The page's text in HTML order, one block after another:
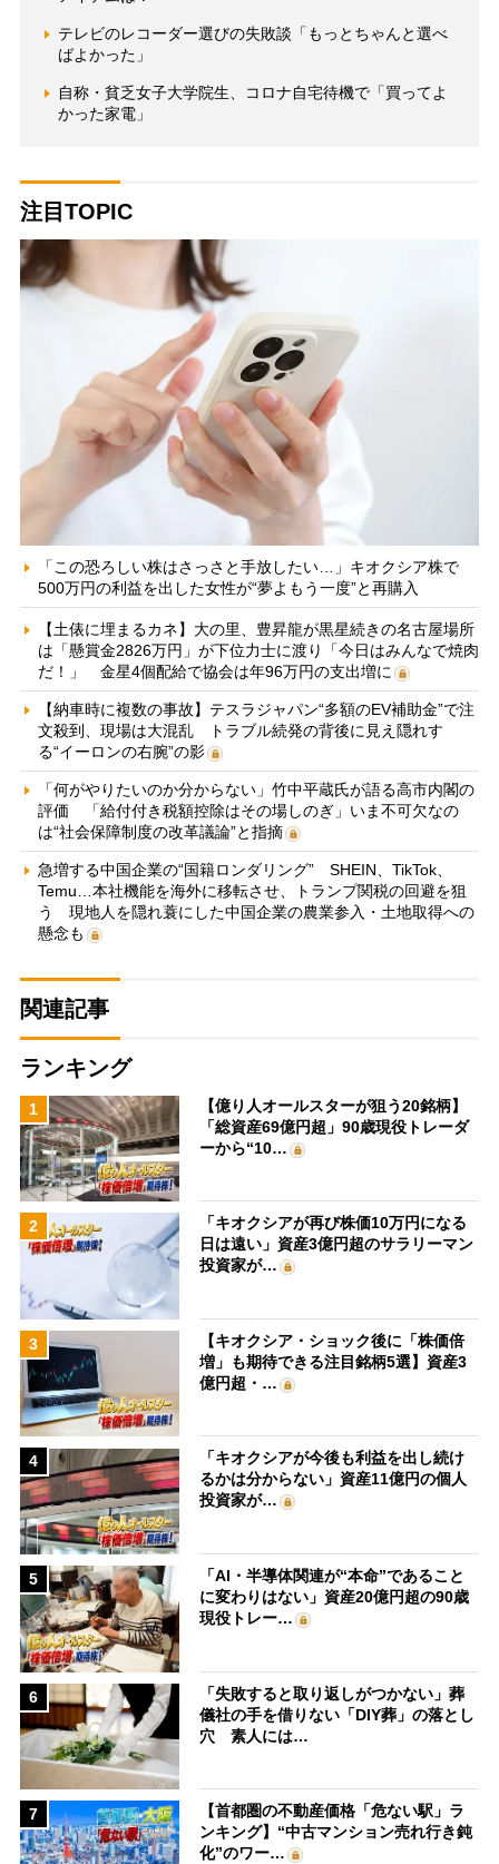
テレビのレコーダー選びの失敗談「もっとちゃんと選べ
ばよかった」
自称・貧乏女子大学院生、コロナ自宅待機で「買ってよ
かった家電」
注目TOPIC
「この恐ろしい株はさっさと手放したい…」キオクシア株で
500万円の利益を出した女性が“夢よもう一度”と再購入
【土俵に埋まるカネ】大の里、豊昇龍が黒星続きの名古屋場所
は「懸賞金2826万円」が下位力士に渡り「今日はみんなで焼肉
だ！」 金星4個配給で協会は年96万円の支出増に
【納車時に複数の事故】テスラジャパン“多額のEV補助金”で注
文殺到、現場は大混乱 トラブル続発の背後に見え隠れす
る“イーロンの右腕”の影
「何がやりたいのか分からない」竹中平蔵氏が語る高市内閣の
評価 「給付付き税額控除はその場しのぎ」いま不可欠なの
は“社会保障制度の改革議論”と指摘
急増する中国企業の“国籍ロンダリング” SHEIN、TikTok、
Temu…本社機能を海外に移転させ、トランプ関税の回避を狙
う 現地人を隠れ蓑にした中国企業の農業参入・土地取得への
懸念も
関連記事
ランキング
1
【億り人オールスターが狙う20銘柄】
「総資産69億円超」90歳現役トレーダ
ーから“10…
2
「キオクシアが再び株価10万円になる
日は遠い」資産3億円超のサラリーマン
投資家が…
3
【キオクシア・ショック後に「株価倍
増」も期待できる注目銘柄5選】資産3
億円超・…
4
「キオクシアが今後も利益を出し続け
るかは分からない」資産11億円の個人
投資家が…
5
「AI・半導体関連が“本命”であること
に変わりはない」資産20億円超の90歳
現役トレー…
6
「失敗すると取り返しがつかない」葬
儀社の手を借りない「DIY葬」の落とし
穴 素人には…
7
【首都圏の不動産価格「危ない駅」ラ
ンキング】“中古マンション売れ行き鈍
化”のワー…